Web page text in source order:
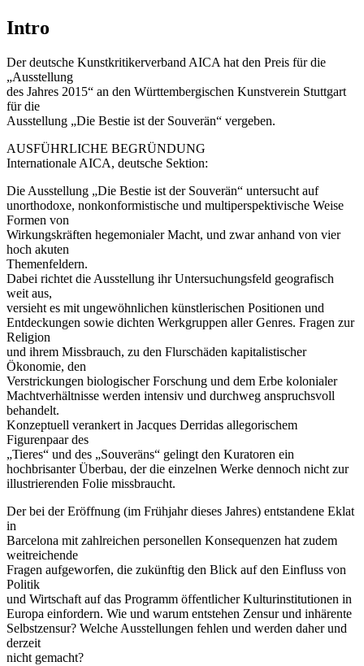
Intro
Der deutsche Kunstkritikerverband AICA hat den Preis für die
„Ausstellung
des Jahres 2015“ an den Württembergischen Kunstverein Stuttgart
für die
Ausstellung „Die Bestie ist der Souverän“ vergeben.
AUSFÜHRLICHE BEGRÜNDUNG
Internationale AICA, deutsche Sektion:
Die Ausstellung „Die Bestie ist der Souverän“ untersucht auf
unorthodoxe, nonkonformistische und multiperspektivische Weise
Formen von
Wirkungskräften hegemonialer Macht, und zwar anhand von vier
hoch akuten
Themenfeldern.
Dabei richtet die Ausstellung ihr Untersuchungsfeld geografisch
weit aus,
versieht es mit ungewöhnlichen künstlerischen Positionen und
Entdeckungen sowie dichten Werkgruppen aller Genres. Fragen zur
Religion
und ihrem Missbrauch, zu den Flurschäden kapitalistischer
Ökonomie, den
Verstrickungen biologischer Forschung und dem Erbe kolonialer
Machtverhältnisse werden intensiv und durchweg anspruchsvoll
behandelt.
Konzeptuell verankert in Jacques Derridas allegorischem
Figurenpaar des
„Tieres“ und des „Souveräns“ gelingt den Kuratoren ein
hochbrisanter Überbau, der die einzelnen Werke dennoch nicht zur
illustrierenden Folie missbraucht.
Der bei der Eröffnung (im Frühjahr dieses Jahres) entstandene Eklat
in
Barcelona mit zahlreichen personellen Konsequenzen hat zudem
weitreichende
Fragen aufgeworfen, die zukünftig den Blick auf den Einfluss von
Politik
und Wirtschaft auf das Programm öffentlicher Kulturinstitutionen in
Europa einfordern. Wie und warum entstehen Zensur und inhärente
Selbstzensur? Welche Ausstellungen fehlen und werden daher und
derzeit
nicht gemacht?